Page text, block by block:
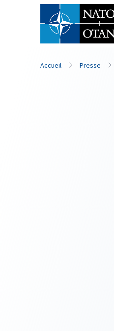
Nom de famille*
Accueil Presse